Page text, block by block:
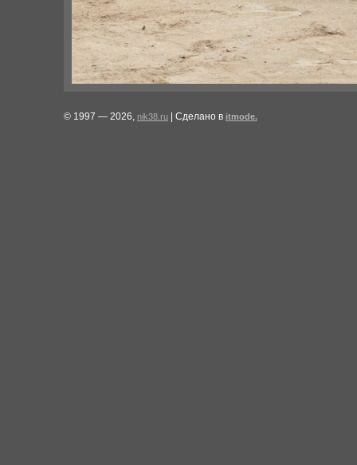
© 1997 — 2026, nik38.ru | Сделано в itmode.